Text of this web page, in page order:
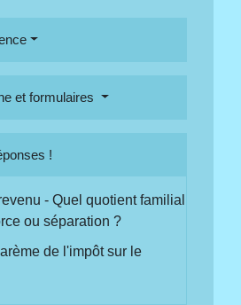
et formulaires
!
- Quel quotient familial
ou séparation ?
de l'impôt sur le